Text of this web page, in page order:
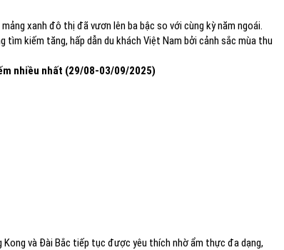
xanh đô thị đã vươn lên ba bậc so với cùng kỳ năm ngoái.
tìm kiếm tăng, hấp dẫn du khách Việt Nam bởi cảnh sắc mùa thu
nhiều nhất (29/08-03/09/2025)
và Đài Bắc tiếp tục được yêu thích nhờ ẩm thực đa dạng,